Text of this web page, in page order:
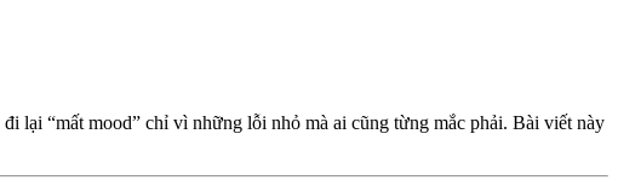
lại “mất mood” chỉ vì những lỗi nhỏ mà ai cũng từng mắc phải. Bài viết này